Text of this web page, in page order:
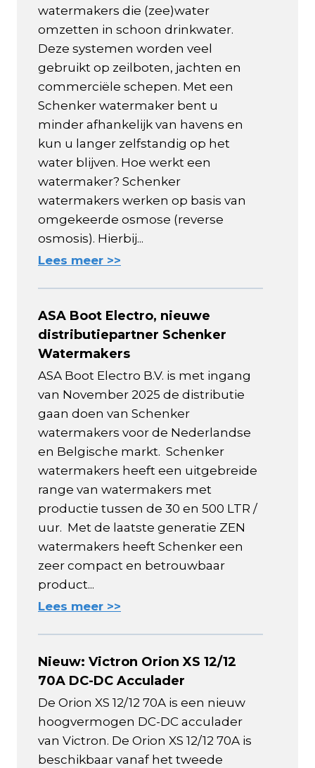
watermakers die (zee)water
omzetten in schoon drinkwater.
Deze systemen worden veel
gebruikt op zeilboten, jachten en
commerciële schepen. Met een
Schenker watermaker bent u
minder afhankelijk van havens en
kun u langer zelfstandig op het
water blijven. Hoe werkt een
watermaker? Schenker
watermakers werken op basis van
omgekeerde osmose (reverse
osmosis). Hierbij...
Lees meer >>
ASA Boot Electro, nieuwe
distributiepartner Schenker
Watermakers
ASA Boot Electro B.V. is met ingang
van November 2025 de distributie
gaan doen van Schenker
watermakers voor de Nederlandse
en Belgische markt. Schenker
watermakers heeft een uitgebreide
range van watermakers met
productie tussen de 30 en 500 LTR /
uur. Met de laatste generatie ZEN
watermakers heeft Schenker een
zeer compact en betrouwbaar
product...
Lees meer >>
Nieuw: Victron Orion XS 12/12
70A DC-DC Acculader
De Orion XS 12/12 70A is een nieuw
hoogvermogen DC-DC acculader
van Victron. De Orion XS 12/12 70A is
beschikbaar vanaf het tweede